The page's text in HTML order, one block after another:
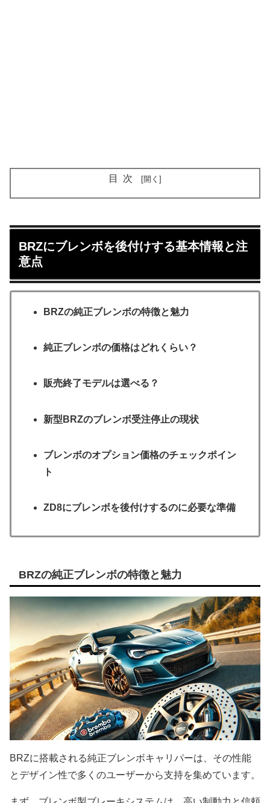
目次
BRZにブレンボを後付けする基本情報と注
意点
BRZの純正ブレンボの特徴と魅力
純正ブレンボの価格はどれくらい？
販売終了モデルは選べる？
新型BRZのブレンボ受注停止の現状
ブレンボのオプション価格のチェックポイン
ト
ZD8にブレンボを後付けするのに必要な準備
BRZの純正ブレンボの特徴と魅力
BRZに搭載される純正ブレンボキャリパーは、その性能
とデザイン性で多くのユーザーから支持を集めています。